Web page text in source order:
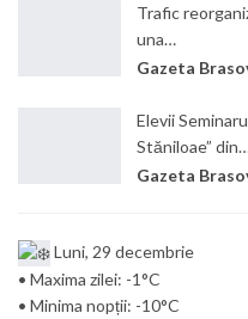
Trafic
una…
Elevii
Stăniloae”
Luni, 29 decembrie
• Maxima zilei: -1°C
• Minima nopții: -10°C